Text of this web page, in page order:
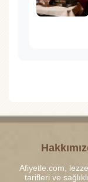
Afiyetle.com,
tarifleri ve